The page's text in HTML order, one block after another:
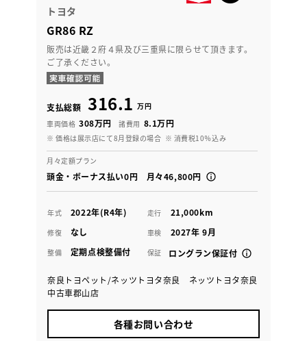
トヨタ
GR86 RZ
販売は近畿２府４県及び三重県に限らせて頂きます。
ご了承ください。
支払総額 316.1 万円
車両価格 308万円 諸費用 8.1万円
※ 価格は展示店にて8月登録の場合 ※ 消費税10％込み
月々定額プラン
頭金・ボーナス払い0円 月々46,800円
年式 2022年(R4年) 走行 21,000km
修復 なし 車検 2027年 9月
整備 定期点検整備付 保証 ロングラン保証付
奈良トヨペット/ネッツトヨタ奈良 ネッツトヨタ奈良
中古車郡山店
各種お問い合わせ